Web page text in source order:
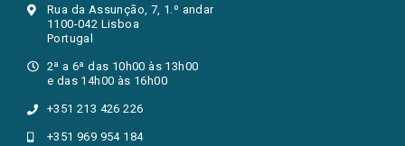
Rua da Assunção, 7, 1.º andar
1100-042 Lisboa
Portugal
2ª a 6ª das 10h00 às 13h00
e das 14h00 às 16h00
+351 213 426 226
+351 969 954 184